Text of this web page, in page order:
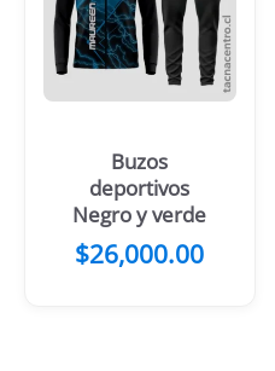
Buzos
deportivos
Negro y verde
$26,000.00